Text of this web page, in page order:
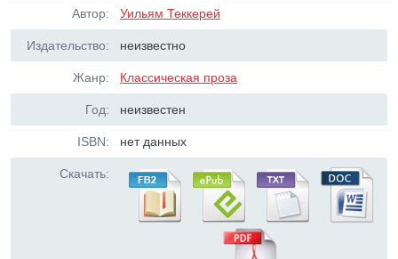
Автор: Уильям Теккерей
Издательство: неизвестно
Жанр: Классическая проза
Год: неизвестен
ISBN: нет данных
Скачать: